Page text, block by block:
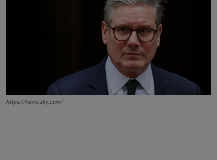
https://news.sky.com/